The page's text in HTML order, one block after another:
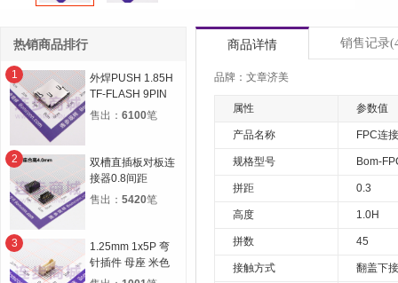
商品详情 销售记录
品牌：文章济美
属性 参数值
产品名称 FPC连
规格型号 Bom-
拼距 0.3
高度 1.0H
拼数 45
接触方式 翻盖下接
热销商品排行
1
外焊PUSH 1.85H
TF-FLASH 9PIN
MICRO SD CARD
售出： 6100笔
2
双槽直插板对板连
接器0.8间距
12P(2*6) 合高
售出： 5420笔
3
1.25mm 1x5P 弯
针插件 母座 米色